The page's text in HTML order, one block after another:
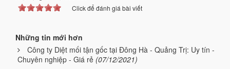
Click để đánh giá bài viết
Những tin mới hơn
Công ty Diệt mối tận gốc tại Đông Hà - Quảng Trị: Uy tín -
Chuyên nghiệp - Giá rẻ (07/12/2021)